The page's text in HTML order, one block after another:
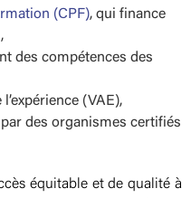
(CPF), qui finance
des compétences des
(VAE),
des organismes certifiés
équitable et de qualité à